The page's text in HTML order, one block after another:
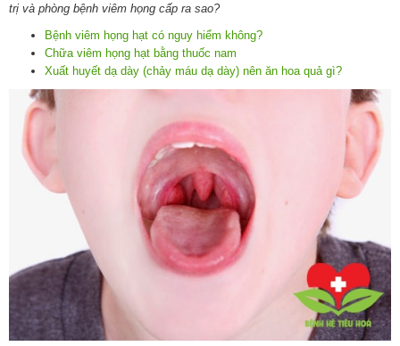
trị và phòng bệnh viêm họng cấp ra sao?
Bệnh viêm họng hạt có nguy hiểm không?
Chữa viêm họng hạt bằng thuốc nam
Xuất huyết dạ dày (chảy máu dạ dày) nên ăn hoa quả gì?